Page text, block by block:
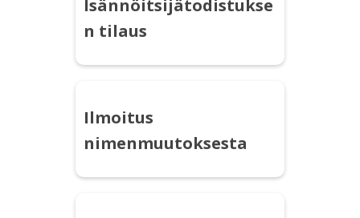
Isännöitsijätodistukse
n tilaus
Ilmoitus
nimenmuutoksesta